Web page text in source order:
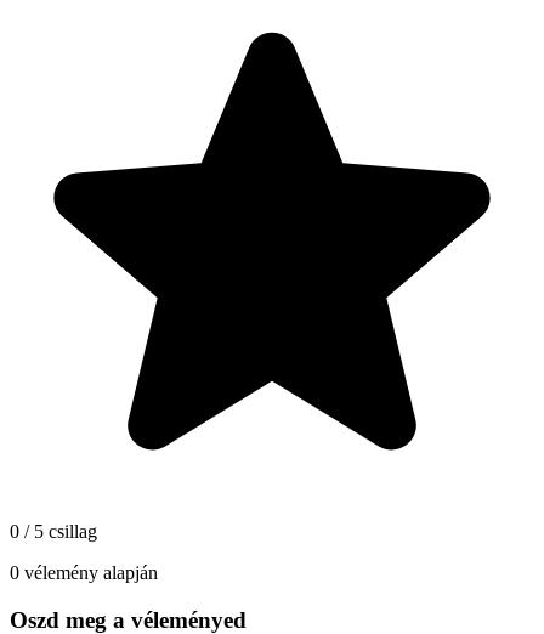
0 / 5 csillag
0 vélemény alapján
Oszd meg a véleményed